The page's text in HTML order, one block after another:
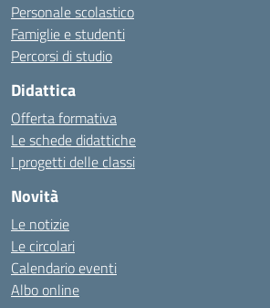
Personale scolastico
Famiglie e studenti
Percorsi di studio
Didattica
Offerta formativa
Le schede didattiche
I progetti delle classi
Novità
Le notizie
Le circolari
Calendario eventi
Albo online